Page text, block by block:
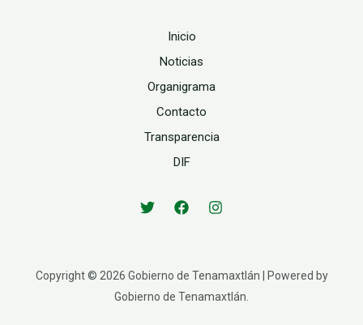
Inicio
Noticias
Organigrama
Contacto
Transparencia
DIF
Copyright © 2026 Gobierno de Tenamaxtlán | Powered by
Gobierno de Tenamaxtlán.